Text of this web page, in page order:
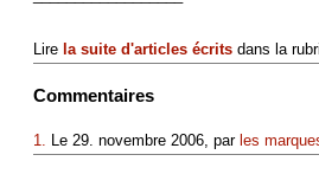
Lire la suite d'articles écrits dans la
Commentaires
1. Le 29. novembre 2006, par les